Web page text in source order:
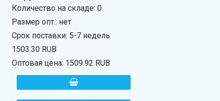
Количество на складе:0
Размер опт.: нет
Срок поставки: 5-7 недель
1503.30 RUB
Оптовая цена: 1509.92 RUB